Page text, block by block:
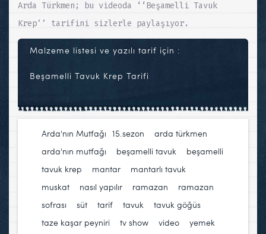
Arda Türkmen; bu videoda ‘‘Beşamelli Tavuk
Krep’’ tarifini sizlerle paylaşıyor.
Malzeme listesi ve yazılı tarif için :
Beşamelli Tavuk Krep Tarifi
Arda'nın Mutfağı 15.sezon arda türkmen
arda'nın mutfağı
beşamelli tavuk
beşamelli
tavuk krep
mantar mantarlı tavuk
muskat
nasıl yapılır ramazan
ramazan
sofrası
süt tarif tavuk tavuk göğüs
taze kaşar peyniri
tv show video yemek